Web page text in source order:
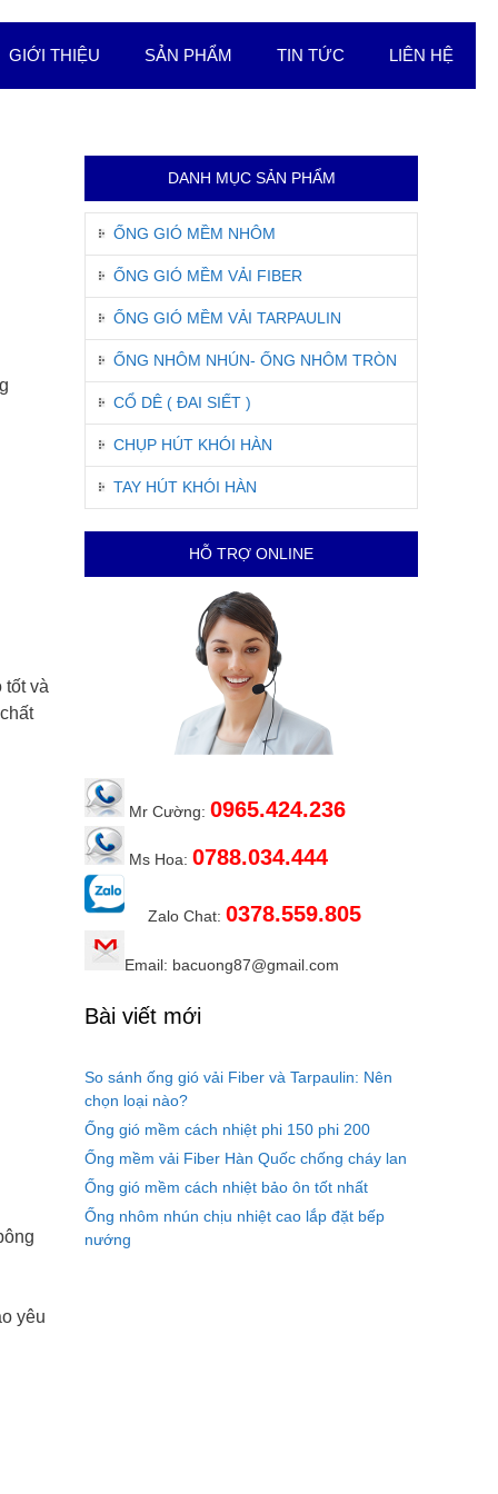
GIỚI THIỆU SẢN PHẨM TIN TỨC LIÊN HỆ
tốt và
yêu
DANH MỤC SẢN PHẨM
ỐNG GIÓ MỀM NHÔM
ỐNG GIÓ MỀM VẢI FIBER
ỐNG GIÓ MỀM VẢI TARPAULIN
ỐNG NHÔM NHÚN- ỐNG NHÔM TRÒN
CỔ DÊ ( ĐAI SIẾT )
CHỤP HÚT KHÓI HÀN
TAY HÚT KHÓI HÀN
HỖ TRỢ ONLINE
Mr Cường: 0965.424.236
Ms Hoa: 0788.034.444
Zalo Chat: 0378.559.805
Email: bacuong87@gmail.com
Bài viết mới
So sánh ống gió vải Fiber và Tarpaulin: Nên
chọn loại nào?
Ống gió mềm cách nhiệt phi 150 phi 200
Ống mềm vải Fiber Hàn Quốc chống cháy lan
Ống gió mềm cách nhiệt bảo ôn tốt nhất
Ống nhôm nhún chịu nhiệt cao lắp đặt bếp
nướng